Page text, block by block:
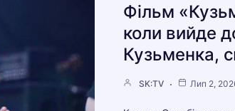
Фільм
коли вийде
Кузьменка,
SK:TV Лип 2,